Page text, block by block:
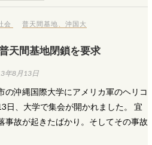
会 普天間基地 、沖国大
天間基地閉鎖を要求
年8月13日
の沖縄国際大学にアメリカ軍のヘリコ
日、大学で集会が開かれました。 宜
事故が起きたばかり。そしてその事故